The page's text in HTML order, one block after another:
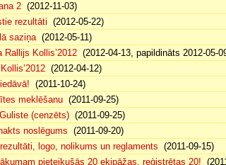
2 (2012-11-03)
rezultāti (2012-05-22)
saziņa(2012-05-11)
Rallijs Kollis’2012 (2012-04-13, papildināts 2012-05-
(2012-04-12)
(2011-10-24)
meklēšanu (2011-09-25)
(cenzēts) (2011-09-25)
noslēgums (2011-09-20)
logo, nolikums un reglaments (2011-09-15)
pieteikušās 20 ekipāžas, reģistrētas 20!